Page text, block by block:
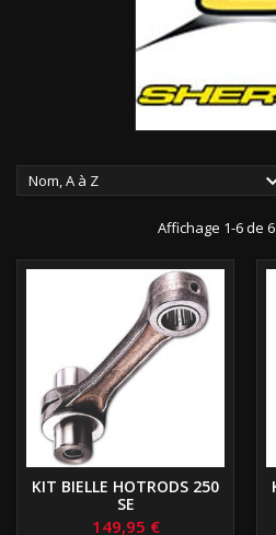
Nom, A à Z
Affichage 1-6 de
KIT BIELLE HOTRODS 250
SE
149,95 €